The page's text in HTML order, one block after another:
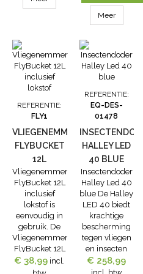
lijmplaat die
toegankelijk is
en de
gemakkelijk
bereikbare
buizen
hij zeer snel en
gemakkelijk te
onderhouden.
•...
verteerd
worden. U
voegt 30 gram
1 liter water.
Meer
REFERENTIE:
FLY1
VLIEGENEMMER
FLYBUCKET
12L
INCLUSIEF
LOKSTOF
Vliegenemmer
FlyBucket 12L
inclusief
lokstof is
eenvoudig in
gebruik. De
Vliegenemmer
FlyBucket 12L
inclusief
lokstof heeft
€ 38,99 incl.
REFERENTIE:
EQ-DES-
01478
HALLEY LED
40 BLUE
Insectendoder
Halley Led 40
blue De Halley
LED 40 biedt
krachtige
bescherming
tegen vliegen
en insecten
dankzij
innovatieve
€ 258,99